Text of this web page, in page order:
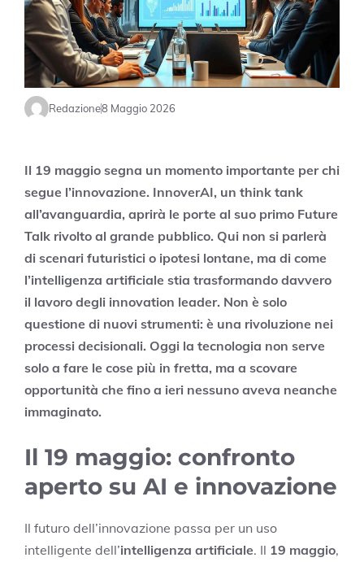
Redazione8 Maggio 2026
Il 19 maggio segna un momento importante per chi
segue l’innovazione. InnoverAI, un think tank
all’avanguardia, aprirà le porte al suo primo Future
Talk rivolto al grande pubblico. Qui non si parlerà
di scenari futuristici o ipotesi lontane, ma di come
l’intelligenza artificiale stia trasformando davvero
il lavoro degli innovation leader. Non è solo
questione di nuovi strumenti: è una rivoluzione nei
processi decisionali. Oggi la tecnologia non serve
solo a fare le cose più in fretta, ma a scovare
opportunità che fino a ieri nessuno aveva neanche
immaginato.
Il 19 maggio: confronto
aperto su AI e innovazione
Il futuro dell’innovazione passa per un uso
intelligente dell’intelligenza artificiale. Il 19 maggio,